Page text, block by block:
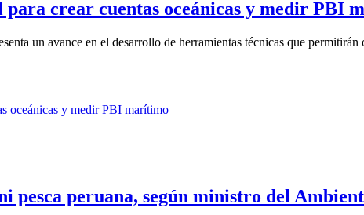
para crear cuentas oceánicas y medir PBI
un avance en el desarrollo de herramientas técnicas que permitirán
pesca peruana, según ministro del